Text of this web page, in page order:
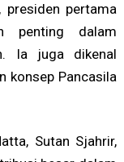
presiden pertama
penting dalam
Ia juga dikenal
konsep Pancasila
Sutan Sjahrir,